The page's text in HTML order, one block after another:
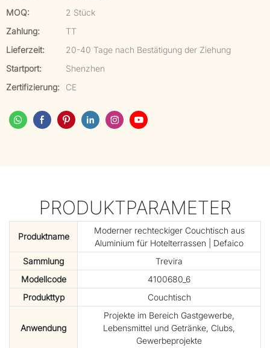
MOQ:
2 Stück
Zahlung:
TT
Lieferzeit:
20-40 Tage nach Bestätigung der Ziehung
Startport:
Shenzhen
Zertifizierung:
CE
PRODUKTPARAMETER
Produktname
Moderner rechteckiger Couchtisch aus
Aluminium für Hotelterrassen | Defaico
Sammlung
Trevira
Modellcode
4100680_6
Produkttyp
Couchtisch
Anwendung
Projekte im Bereich Gastgewerbe,
Lebensmittel und Getränke, Clubs,
Gewerbeprojekte